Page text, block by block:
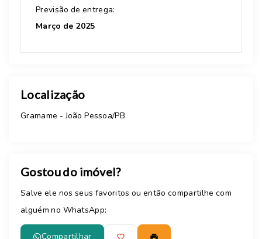
Previsão de entrega:
Março de 2025
Localização
Gramame - João Pessoa/PB
Gostou do imóvel?
Salve ele nos seus favoritos ou então compartilhe com
alguém no WhatsApp:
Compartilhar